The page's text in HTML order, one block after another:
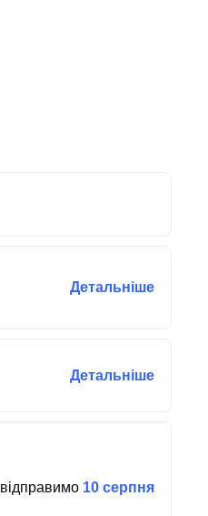
Детальніше
Детальніше
відправимо 10 серпня